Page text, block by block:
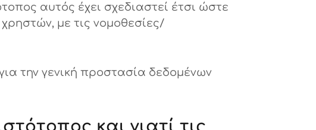
αυτός έχει σχεδιαστεί έτσι ώστε
με τις νομοθεσίες/
την γενική προστασία δεδομένων